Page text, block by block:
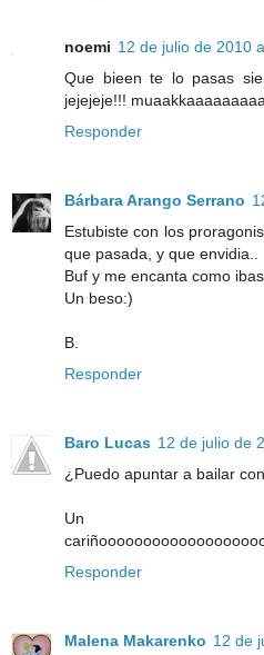
noemi 12 de julio de 2010
Que bieen te lo pasas
jejejeje!!!
Responder
Bárbara Arango Serrano
Estubiste con los
que pasada, y que envidia..
Buf y me encanta como
Un beso:)
B.
Responder
Baro Lucas 12 de julio de
¿Puedo apuntar a bailar
Un
Responder
Malena Makarenko 12 de